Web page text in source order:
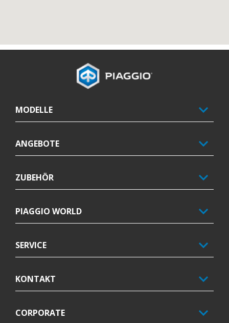
MODELLE
ANGEBOTE
ZUBEHÖR
PIAGGIO WORLD
SERVICE
KONTAKT
CORPORATE